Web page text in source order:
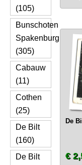
(105)
Bunschoten
Spakenburg
(305)
Cabauw
(11)
Cothen
(25)
De Bilt
(160)
De Bilt
De
€